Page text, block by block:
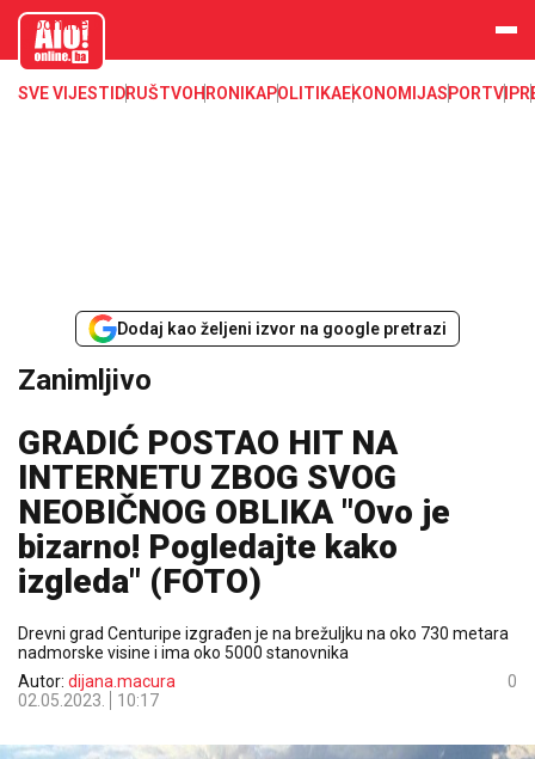
aloonline.b
SVE VIJESTI DRUŠTVOHRONIKAPOLITIKAEKONOMIJASPORTVIP
Dodaj kao željeni izvor na google pretrazi
Zanimljivo
GRADIĆ POSTAO HIT NA
INTERNETU ZBOG SVOG
NEOBIČNOG OBLIKA "Ovo je
bizarno! Pogledajte kako
izgleda" (FOTO)
Drevni grad Centuripe izgrađen je na brežuljku na oko 730 metara
nadmorske visine i ima oko 5000 stanovnika
Autor: dijana.macura
02.05.2023.
10:17
0